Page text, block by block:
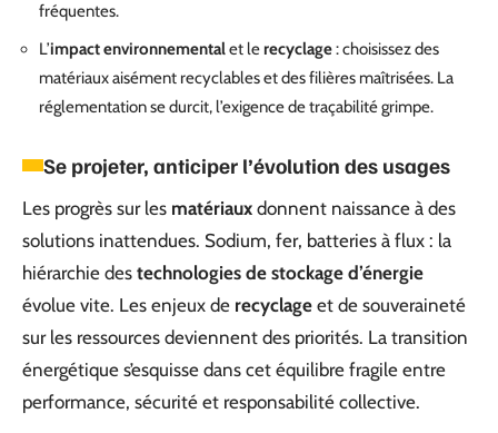
fréquentes.
L’impact environnementalet lerecyclage: choisissez des
matériaux aisément recyclables et des filières maîtrisées. La
réglementation se durcit, l’exigence de traçabilité grimpe.
Se projeter, anticiper l’évolution des usages
Les progrès sur les matériaux donnent naissance à des
solutions inattendues. Sodium, fer, batteries à flux : la
hiérarchie des technologies de stockage d’énergie
évolue vite. Les enjeux de recyclage et de souveraineté
sur les ressources deviennent des priorités. La transition
énergétique s’esquisse dans cet équilibre fragile entre
performance, sécurité et responsabilité collective.